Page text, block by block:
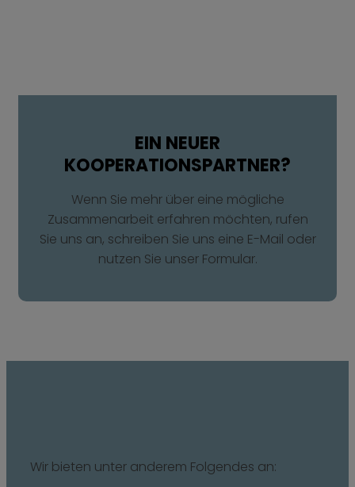
EIN NEUER
KOOPERATIONSPARTNER?​
Wenn Sie mehr über eine mögliche
Zusammenarbeit erfahren möchten, rufen
Sie uns an, schreiben Sie uns eine E-Mail oder
nutzen Sie unser Formular.
Wir bieten unter anderem Folgendes an: